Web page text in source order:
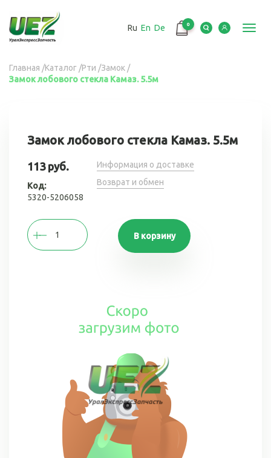
основному
содержанию
Ru En De 0
Вы
здесь
Главная /Каталог /Рти /Замок /
Замок лобового стекла Камаз. 5.5м
Замок лобового стекла Камаз. 5.5м
113 руб.
Код:
5320-5206058
Информация о доставке
Возврат и обмен
В корзину